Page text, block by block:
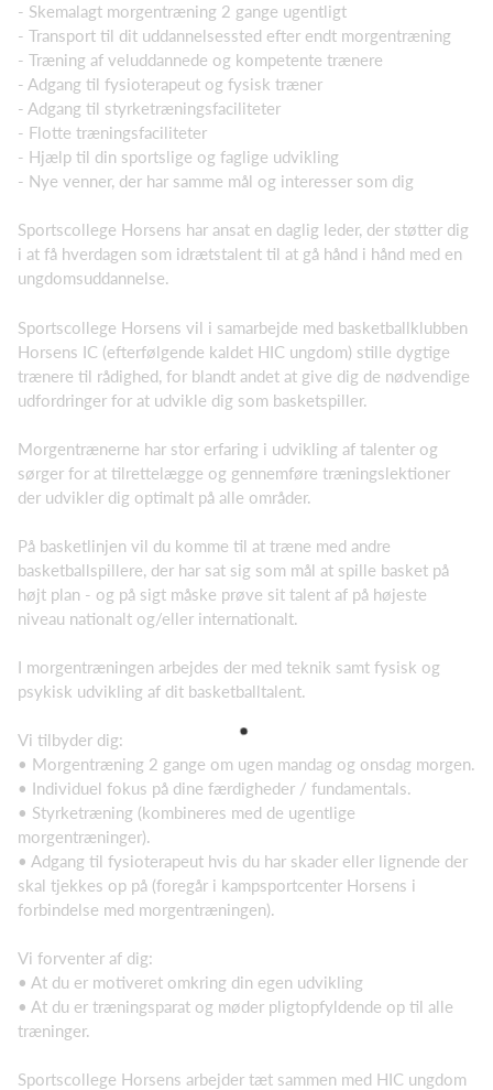
- Skemalagt morgentræning 2 gange ugentligt
- Transport til dit uddannelsessted efter endt morgentræning
- Træning af veluddannede og kompetente trænere
- Adgang til fysioterapeut og fysisk træner
- Adgang til styrketræningsfaciliteter
- Flotte træningsfaciliteter
- Hjælp til din sportslige og faglige udvikling
- Nye venner, der har samme mål og interesser som dig
Sportscollege Horsens har ansat en daglig leder, der støtter dig
i at få hverdagen som idrætstalent til at gå hånd i hånd med en
ungdomsuddannelse.
Sportscollege Horsens vil i samarbejde med basketballklubben
Horsens IC (efterfølgende kaldet HIC ungdom) stille dygtige
trænere til rådighed, for blandt andet at give dig de nødvendige
udfordringer for at udvikle dig som basketspiller.
Morgentrænerne har stor erfaring i udvikling af talenter og
sørger for at tilrettelægge og gennemføre træningslektioner
der udvikler dig optimalt på alle områder.
På basketlinjen vil du komme til at træne med andre
basketballspillere, der har sat sig som mål at spille basket på
højt plan - og på sigt måske prøve sit talent af på højeste
niveau nationalt og/eller internationalt.
I morgentræningen arbejdes der med teknik samt fysisk og
psykisk udvikling af dit basketballtalent.
Vi tilbyder dig:
• Morgentræning 2 gange om ugen mandag og onsdag morgen.
• Individuel fokus på dine færdigheder / fundamentals.
• Styrketræning (kombineres med de ugentlige
morgentræninger).
• Adgang til fysioterapeut hvis du har skader eller lignende der
skal tjekkes op på (foregår i kampsportcenter Horsens i
forbindelse med morgentræningen).
Vi forventer af dig:
• At du er motiveret omkring din egen udvikling
• At du er træningsparat og møder pligtopfyldende op til alle
træninger.
Sportscollege Horsens arbejder tæt sammen med HIC ungdom